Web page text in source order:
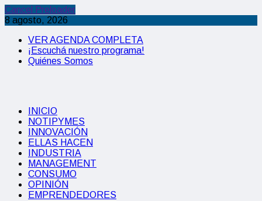
Cancel Preloader
8 agosto, 2026
VER AGENDA COMPLETA
¡Escuchá nuestro programa!
Quiénes Somos
INICIO
NOTIPYMES
INNOVACIÓN
ELLAS HACEN
INDUSTRIA
MANAGEMENT
CONSUMO
OPINIÓN
EMPRENDEDORES